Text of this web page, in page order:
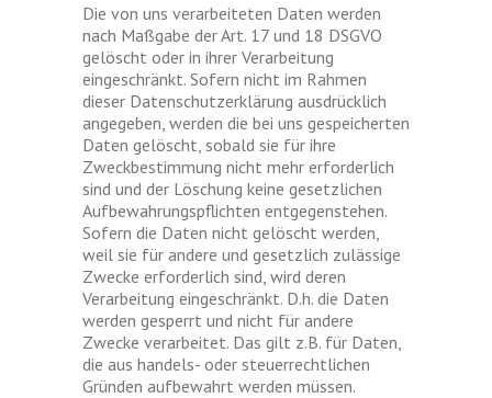
Die von uns verarbeiteten Daten werden
nach Maßgabe der Art. 17 und 18 DSGVO
gelöscht oder in ihrer Verarbeitung
eingeschränkt. Sofern nicht im Rahmen
dieser Datenschutzerklärung ausdrücklich
angegeben, werden die bei uns gespeicherten
Daten gelöscht, sobald sie für ihre
Zweckbestimmung nicht mehr erforderlich
sind und der Löschung keine gesetzlichen
Aufbewahrungspflichten entgegenstehen.
Sofern die Daten nicht gelöscht werden,
weil sie für andere und gesetzlich zulässige
Zwecke erforderlich sind, wird deren
Verarbeitung eingeschränkt. D.h. die Daten
werden gesperrt und nicht für andere
Zwecke verarbeitet. Das gilt z.B. für Daten,
die aus handels- oder steuerrechtlichen
Gründen aufbewahrt werden müssen.